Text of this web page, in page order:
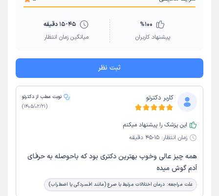
%100
پیشنهاد کاربران
15-45 دقیقه
میانگین زمان انتظار
ثبت نظر
کاربر دکترتو
نوبت مطب از دکترتو
(
1405/02/21
)
این پزشک را پیشنهاد میکنم
زمان انتظار: 15-45 دقیقه
همه چیز عالی وخوب بهترین دکتری بود که باحوصله به حرفای
آدم گوش میده
علت مراجعه: درمان اختلالات مرتبط با صرع (مانند افسردگی یا اضطراب)